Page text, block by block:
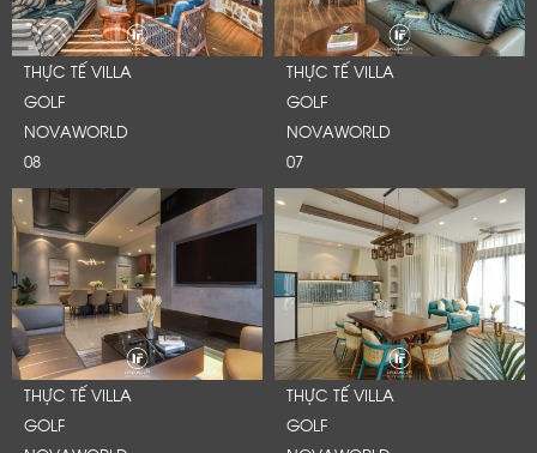
THỰC TẾ VILLA
GOLF
NOVAWORLD
08
THỰC TẾ VILLA
GOLF
NOVAWORLD
07
THỰC TẾ VILLA
GOLF
THỰC TẾ VILLA
GOLF
LỜI CẢM ƠN
LIFECONCEPT